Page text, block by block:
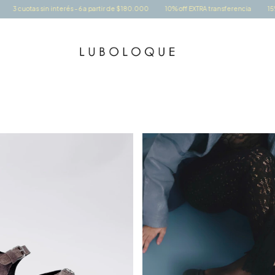
10% off EXTRA transferencia 15% off EXTRA efectivo en Palermo 3